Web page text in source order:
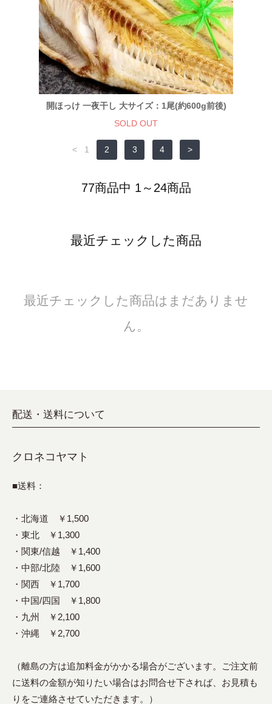
開ほっけ 一夜干し 大サイズ：1尾(約600g前後)
SOLD OUT
< 1 2 3 4 >
77商品中 1～24商品
最近チェックした商品
最近チェックした商品はまだありませ
ん。
配送・送料について
クロネコヤマト
■送料：
・北海道 ￥1,500
・東北 ￥1,300
・関東/信越 ￥1,400
・中部/北陸 ￥1,600
・関西 ￥1,700
・中国/四国 ￥1,800
・九州 ￥2,100
・沖縄 ￥2,700
（離島の方は追加料金がかかる場合がございます。ご注文前
に送料の金額が知りたい場合はお問合せ下されば、お見積も
りをご連絡させていただきます。）